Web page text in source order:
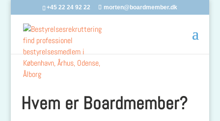
+45 22 24 92 22 morten@boardmember.dk
Hvem er Boardmember?